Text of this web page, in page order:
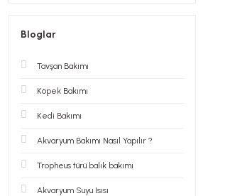
Bloglar
Tavşan Bakımı
Köpek Bakımı
Kedi Bakımı
Akvaryum Bakımı Nasıl Yapılır ?
Tropheus türü balık bakımı
Akvaryum Suyu Isısı